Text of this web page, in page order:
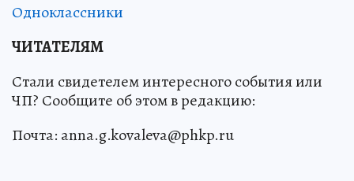
Одноклассники
ЧИТАТЕЛЯМ
Стали свидетелем интересного события или
ЧП? Сообщите об этом в редакцию:
Почта: anna.g.kovaleva@phkp.ru